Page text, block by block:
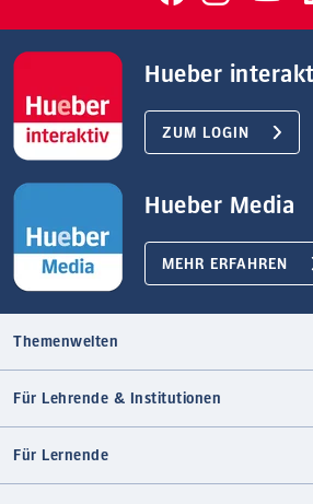
Hueber
ZUM LOGIN
Hueber Media
MEHR ERFAHREN
Themenwelten
Für Lehrende & Institutionen
Für Lernende